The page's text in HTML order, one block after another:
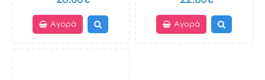
Αγορά Αγορά